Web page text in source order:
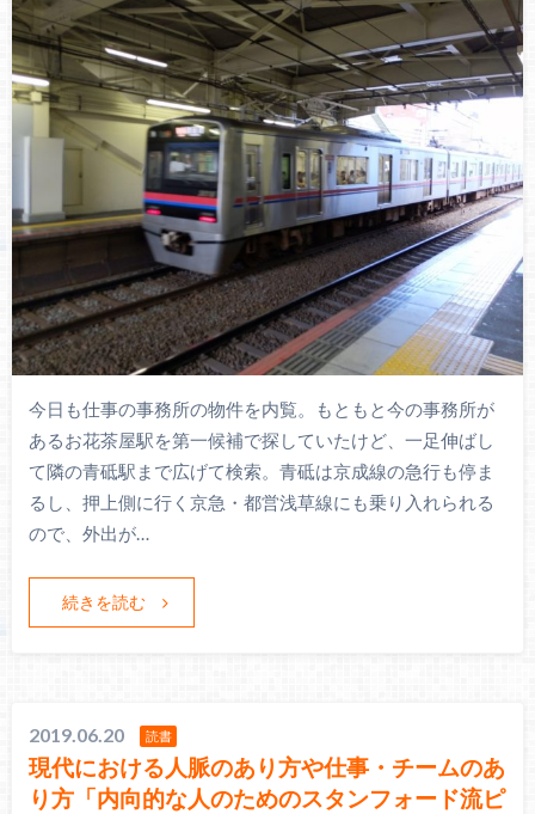
今日も仕事の事務所の物件を内覧。もともと今の事務所が
あるお花茶屋駅を第一候補で探していたけど、一足伸ばし
て隣の青砥駅まで広げて検索。青砥は京成線の急行も停ま
るし、押上側に行く京急・都営浅草線にも乗り入れられる
ので、外出が…
続きを読む
2019.06.20 読書
現代における人脈のあり方や仕事・チームのあ
り方「内向的な人のためのスタンフォード流ピ